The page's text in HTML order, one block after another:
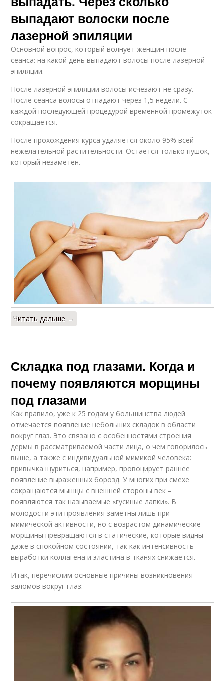
выпадают волоски после
лазерной эпиляции
Основной вопрос, который волнует женщин после
сеанса: на какой день выпадают волосы после лазерной
эпиляции.
После лазерной эпиляции волосы исчезают не сразу.
После сеанса волосы отпадают через 1,5 недели. С
каждой последующей процедурой временной промежуток
сокращается.
После прохождения курса удаляется около 95% всей
нежелательной растительности. Остается только пушок,
который незаметен.
Читать дальше →
Складка под глазами. Когда и
почему появляются морщины
под глазами
Как правило, уже к 25 годам у большинства людей
отмечается появление небольших складок в области
вокруг глаз. Это связано с особенностями строения
дермы в рассматриваемой части лица, о чем говорилось
выше, а также с индивидуальной мимикой человека:
привычка щуриться, например, провоцирует раннее
появление выраженных борозд. У многих при смехе
сокращаются мышцы с внешней стороны век –
появляются так называемые «гусиные лапки». В
молодости эти проявления заметны лишь при
мимической активности, но с возрастом динамические
морщины превращаются в статические, которые видны
даже в спокойном состоянии, так как интенсивность
выработки коллагена и эластина в тканях снижается.
Итак, перечислим основные причины возникновения
заломов вокруг глаз: